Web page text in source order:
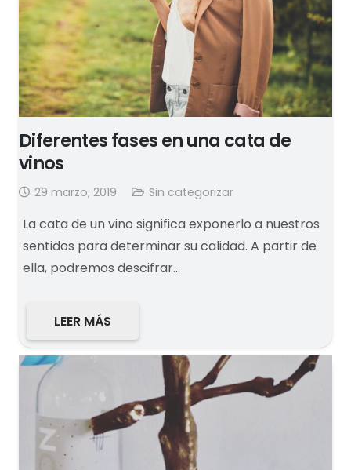
Diferentes fases en una cata de
vinos
29 marzo, 2019 Sin categorizar
La cata de un vino significa exponerlo a nuestros
sentidos para determinar su calidad. A partir de
ella, podremos descifrar…
LEER MÁS